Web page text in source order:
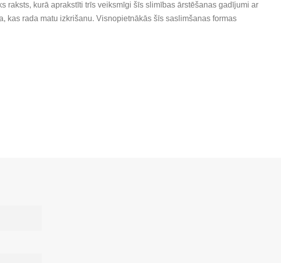
raksts, kurā aprakstīti trīs veiksmīgi šīs slimības ārstēšanas gadījumi ar
rada matu izkrišanu. Visnopietnākās šīs saslimšanas formas